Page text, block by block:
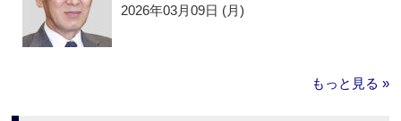
2026年03月09日 (月)
もっと見る »